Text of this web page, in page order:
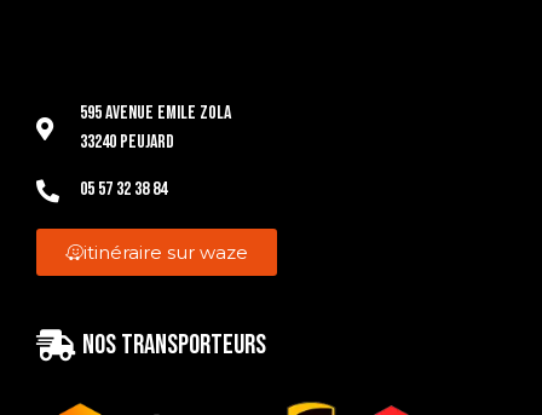
595 Avenue Emile Zola
33240 Peujard
05 57 32 38 84
itinéraire sur waze
Nos transporteurs